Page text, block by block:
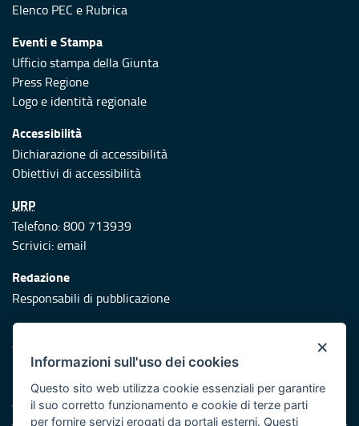
Elenco PEC e Rubrica
Eventi e Stampa
Ufficio stampa della Giunta
Press Regione
Logo e identità regionale
Accessibilità
Dichiarazione di accessibilità
Obiettivi di accessibilità
URP
Telefono: 800 713939
Scrivici:email
Redazione
Responsabili di pubblicazione
Protezione civile
Vai al sito di Protezione Civile Puglia
Iniziativa finanziata con risorse del POR Puglia 2014/2020 -
Asse XI
×
Informazioni sull'uso dei cookies
Questo sito web utilizza cookie essenziali per garantire
il suo corretto funzionamento e cookie di terze parti
per fornire servizi erogati da portali esterni. Questi